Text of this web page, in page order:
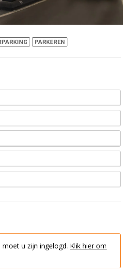
PARKEREN
u zijn ingelogd. Klik hier om